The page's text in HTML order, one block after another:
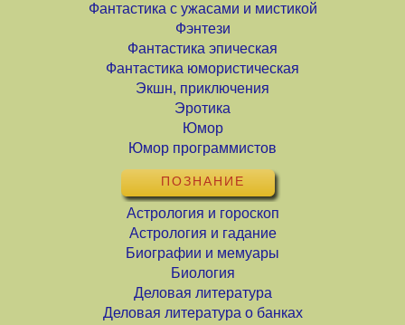
Фантастика с ужасами и мистикой
Фэнтези
Фантастика эпическая
Фантастика юмористическая
Экшн, приключения
Эротика
Юмор
Юмор программистов
ПОЗНАНИЕ
Астрология и гороскоп
Астрология и гадание
Биографии и мемуары
Биология
Деловая литература
Деловая литература о банках